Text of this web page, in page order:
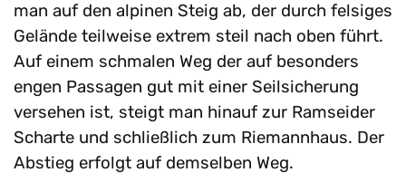
man auf den alpinen Steig ab, der durch felsiges
Gelände teilweise extrem steil nach oben führt.
Auf einem schmalen Weg der auf besonders
engen Passagen gut mit einer Seilsicherung
versehen ist, steigt man hinauf zur Ramseider
Scharte und schließlich zum Riemannhaus. Der
Abstieg erfolgt auf demselben Weg.